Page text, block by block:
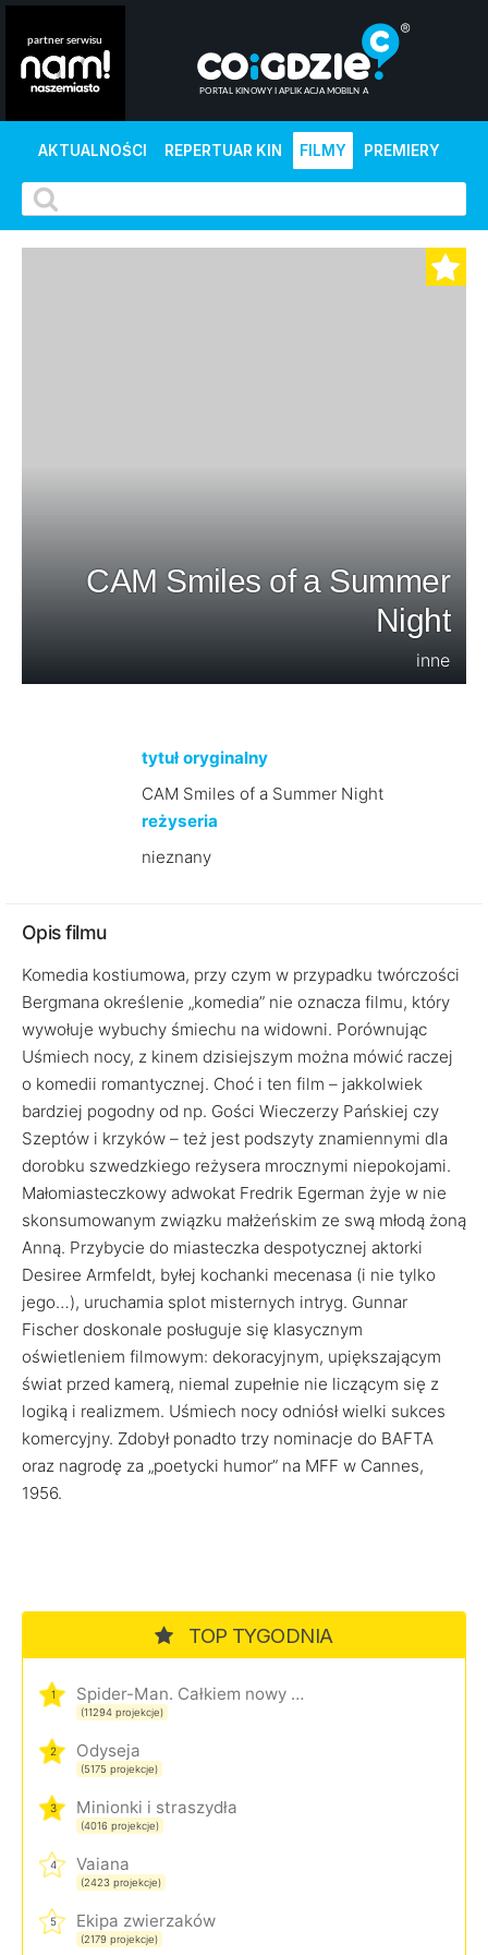
AKTUALNOŚCI REPERTUAR KIN FILMY PREMIERY
CAM Smiles of a Summer
Night
inne
tytuł oryginalny
CAM Smiles of a Summer Night
reżyseria
nieznany
Opis filmu
Komedia kostiumowa, przy czym w przypadku twórczości
Bergmana określenie „komedia” nie oznacza filmu, który
wywołuje wybuchy śmiechu na widowni. Porównując
Uśmiech nocy, z kinem dzisiejszym można mówić raczej
o komedii romantycznej. Choć i ten film – jakkolwiek
bardziej pogodny od np. Gości Wieczerzy Pańskiej czy
Szeptów i krzyków – też jest podszyty znamiennymi dla
dorobku szwedzkiego reżysera mrocznymi niepokojami.
Małomiasteczkowy adwokat Fredrik Egerman żyje w nie
skonsumowanym związku małżeńskim ze swą młodą żoną
Anną. Przybycie do miasteczka despotycznej aktorki
Desiree Armfeldt, byłej kochanki mecenasa (i nie tylko
jego…), uruchamia splot misternych intryg. Gunnar
Fischer doskonale posługuje się klasycznym
oświetleniem filmowym: dekoracyjnym, upiększającym
świat przed kamerą, niemal zupełnie nie liczącym się z
logiką i realizmem. Uśmiech nocy odniósł wielki sukces
komercyjny. Zdobył ponadto trzy nominacje do BAFTA
oraz nagrodę za „poetycki humor” na MFF w Cannes,
1956.
TOP TYGODNIA
1 Spider-Man. Całkiem nowy dzień
(11294 projekcje)
2 Odyseja
(5175 projekcje)
3 Minionki i straszydła
(4016 projekcje)
4 Vaiana
(2423 projekcje)
5 Ekipa zwierzaków
(2179 projekcje)